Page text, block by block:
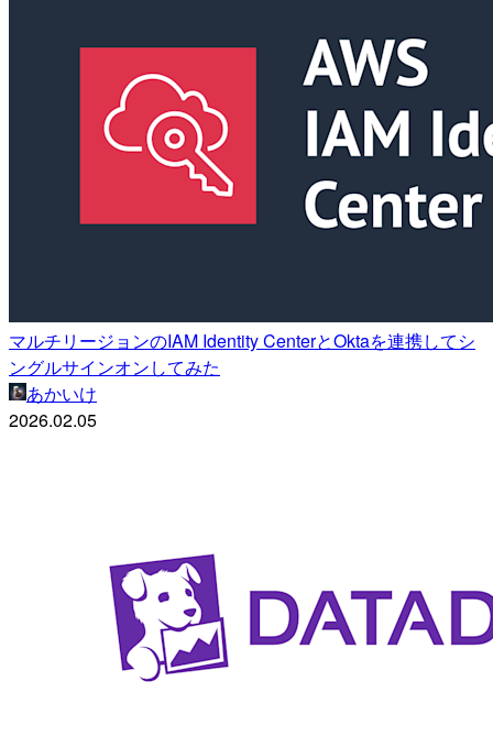
マルチリージョンのIAM Identity CenterとOktaを連携してシ
ングルサインオンしてみた
あかいけ
2026.02.05